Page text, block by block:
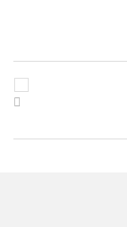
Brands